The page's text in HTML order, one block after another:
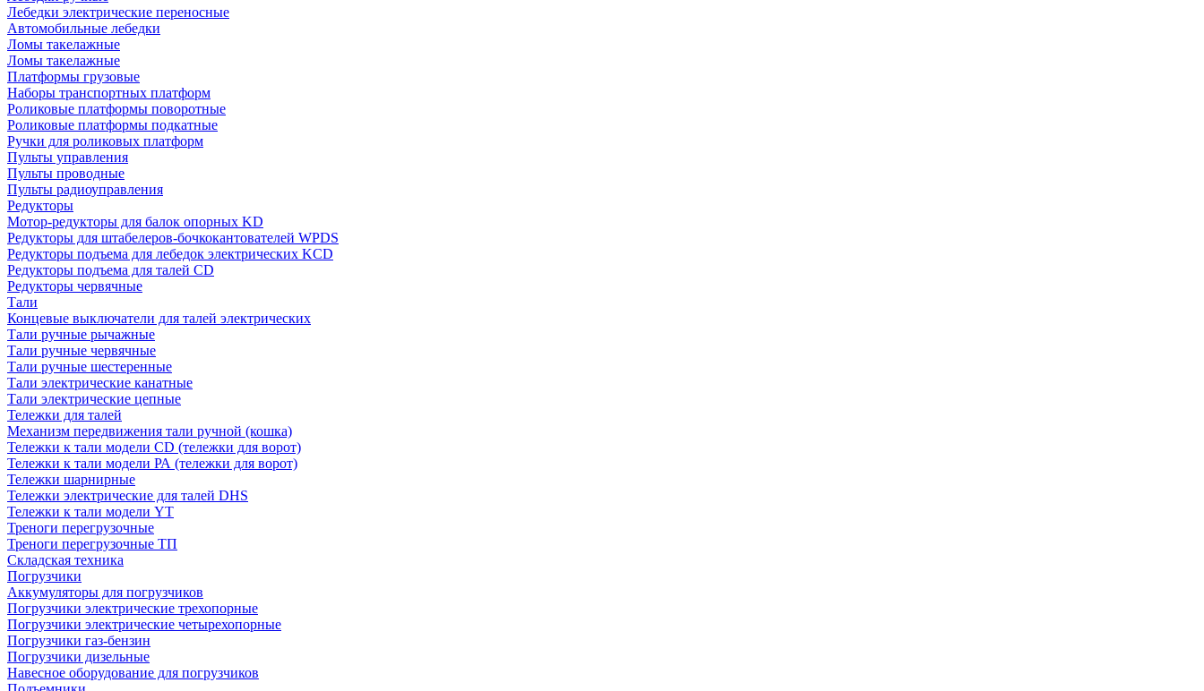
Лебедки электрические переносные
Автомобильные лебедки
Ломы такелажные
Ломы такелажные
Платформы грузовые
Наборы транспортных платформ
Роликовые платформы поворотные
Роликовые платформы подкатные
Ручки для роликовых платформ
Пульты управления
Пульты проводные
Пульты радиоуправления
Редукторы
Мотор-редукторы для балок опорных KD
Редукторы для штабелеров-бочкокантователей WPDS
Редукторы подъема для лебедок электрических KCD
Редукторы подъема для талей CD
Редукторы червячные
Тали
Концевые выключатели для талей электрических
Тали ручные рычажные
Тали ручные червячные
Тали ручные шестеренные
Тали электрические канатные
Тали электрические цепные
Тележки для талей
Механизм передвижения тали ручной (кошка)
Тележки к тали модели CD (тележки для ворот)
Тележки к тали модели РА (тележки для ворот)
Тележки шарнирные
Тележки электрические для талей DHS
Тележки к тали модели YT
Треноги перегрузочные
Треноги перегрузочные ТП
Складская техника
Погрузчики
Аккумуляторы для погрузчиков
Погрузчики электрические трехопорные
Погрузчики электрические четырехопорные
Погрузчики газ-бензин
Погрузчики дизельные
Навесное оборудование для погрузчиков